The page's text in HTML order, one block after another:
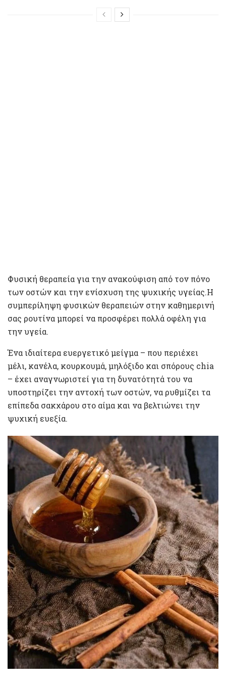
Φυσική θεραπεία για την ανακούφιση από τον πόνο
των οστών και την ενίσχυση της ψυχικής υγείας.Η
συμπερίληψη φυσικών θεραπειών στην καθημερινή
σας ρουτίνα μπορεί να προσφέρει πολλά οφέλη για
την υγεία.
Ένα ιδιαίτερα ευεργετικό μείγμα – που περιέχει
μέλι, κανέλα, κουρκουμά, μηλόξιδο και σπόρους chia
– έχει αναγνωριστεί για τη δυνατότητά του να
υποστηρίζει την αντοχή των οστών, να ρυθμίζει τα
επίπεδα σακχάρου στο αίμα και να βελτιώνει την
ψυχική ευεξία.